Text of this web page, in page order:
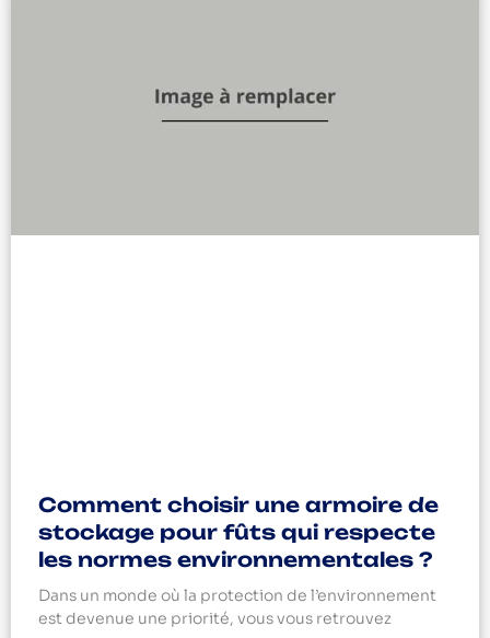
Comment choisir une armoire de
stockage pour fûts qui respecte
les normes environnementales ?
Dans un monde où la protection de l’environnement
est devenue une priorité, vous vous retrouvez